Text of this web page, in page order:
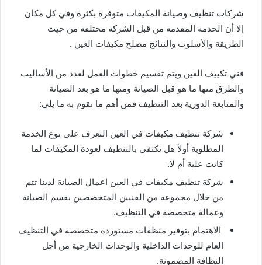
شركات تنظيف وصيانة المكيفات متوفرة بكثرة وفي كل مكان
إلا أن الخدمة المقدمة من قبل الشركة مختلفة من حيث
الطريقة والأسلوب والنتائج مصلح مكيفات العين .
فني تكييف العين ويتم تقسيم خطوات العمل لعدد من الأساليب
والطرق منها ما هو قبل الصيانة ومنها ما هو بعد الصيانة
والمتابعة الدورية بعد التنظيف فمن أهم ما نقوم به ما يلي:
شركة تنظيف مكيفات في العين التعرف على نوع الخدمة
المطلوبة أولاً هل تكتفي بالتنظيف لعودة المكيفات لما
كانت علية أم لا.
شركة تنظيف مكيفات في العين اعمال الصيانة لدينا تتم
من خلال مجموعة من الفنيين المتخصصين بقسم الصيانة
وعمالة متخصصة في التنظيف.
الاهتمام بتوفير منظفات مستوردة متخصصة في التنظيف
العام للوحدات الداخلية والوحدات الخارجية من أجل
النظافة المضمونة.